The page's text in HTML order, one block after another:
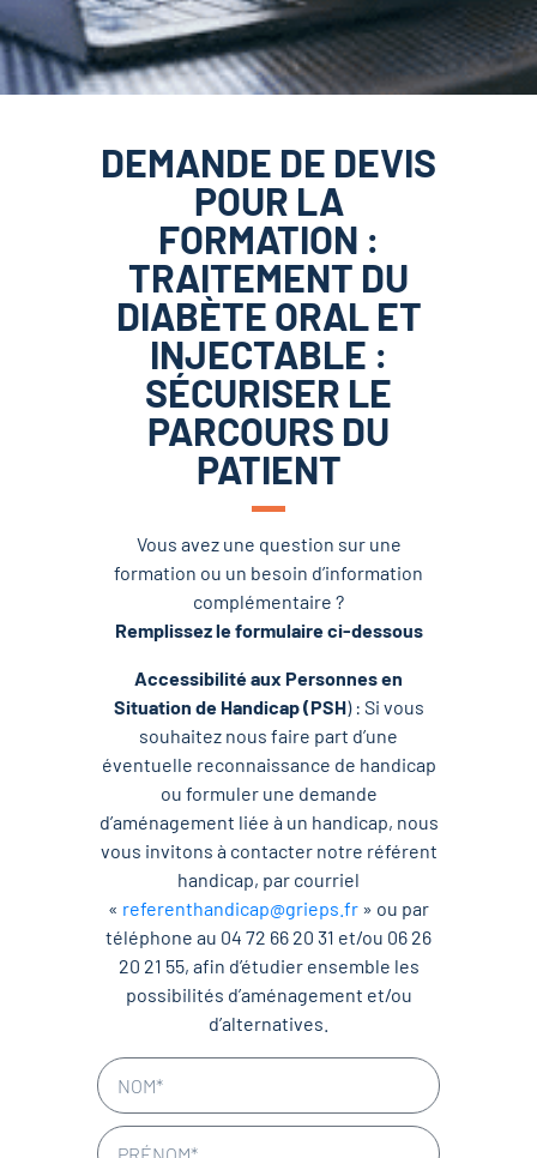
DEMANDE DE DEVIS
POUR LA
FORMATION :
TRAITEMENT DU
DIABÈTE ORAL ET
INJECTABLE :
SÉCURISER LE
PARCOURS DU
PATIENT
Vous avez une question sur une
formation ou un besoin d’information
complémentaire ?
Remplissez le formulaire ci-dessous
Accessibilité aux Personnes en
Situation de Handicap (PSH) : Si vous
souhaitez nous faire part d’une
éventuelle reconnaissance de handicap
ou formuler une demande
d’aménagement liée à un handicap, nous
vous invitons à contacter notre référent
handicap, par courriel
« referenthandicap@grieps.fr » ou par
téléphone au 04 72 66 20 31 et/ou 06 26
20 21 55, afin d’étudier ensemble les
possibilités d’aménagement et/ou
d’alternatives.